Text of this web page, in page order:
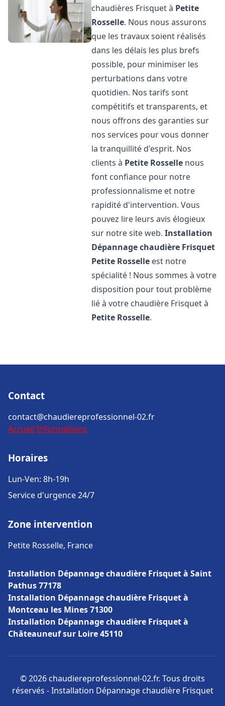
chaudières Frisquet à Petite
Rosselle. Nous nous assurons
que les travaux soient réalisés
dans les délais les plus brefs
possible, pour minimiser les
perturbations dans votre
quotidien. Nos tarifs sont
compétitifs et transparents, et
nous offrons des garanties sur
nos services pour vous donner
la tranquillité d'esprit. Nos
clients à Petite Rosselle nous
font confiance pour notre
professionnalisme et notre
rapidité d'intervention. Vous
pouvez lire leurs avis élogieux
sur notre site web.Installation
Dépannage chaudière Frisquet
Petite Rosselle est notre
spécialité ! Nous sommes à votre
disposition pour tout problème
lié à votre chaudière Frisquet à
Petite Rosselle.
Contact
contact@chaudiereprofessionnel-02.fr
Accueil Informations
Horaires
Lun-Ven: 8h-19h
Service d'urgence 24/7
Zone intervention
Petite Rosselle, France
Installation Dépannage chaudière Frisquet à Saint
Pathus 77178
Installation Dépannage chaudière Frisquet à
Montceau les Mines 71300
Installation Dépannage chaudière Frisquet à
Châteauneuf sur Loire 45110
© 2026 chaudiereprofessionnel-02.fr. Tous droits
réservés - Installation Dépannage chaudière Frisquet